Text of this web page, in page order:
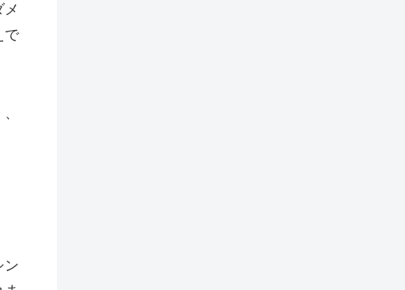
で
ン